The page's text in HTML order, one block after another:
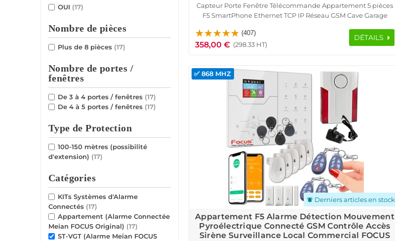
OUI (17)
Nombre de pièces
Plus de 8 pièces (17)
Nombre de portes /
fenêtres
De 3 à 4 portes / fenêtres (17)
De 4 à 5 portes / fenêtres (17)
Type de Protection
100-150 mètres (possibilité
d'extension) (17)
Catégories
KITs Systèmes d'Alarme
Connectés (17)
Appartement (Alarme Connectée
Meian FOCUS Original) (17)
ST-VGT (Alarme Meian FOCUS
Capteur Porte Fenêtre Télécommande Appartement 5 pièces
F5 SmartPhone Ethernet TCP IP Réseau GSM Cave Garage
Contrôle Accès RFID Logement Connecté
(407)
358,00 € (298.33 HT)
DÉTAILS
notifications_active Derniers articles en stock
✅ 868 MHZ
Appartement F5 Alarme Détection Mouvement
Pyroélectrique Connecté GSM Contrôle Accès
Sirène Surveillance Local Commercial FOCUS